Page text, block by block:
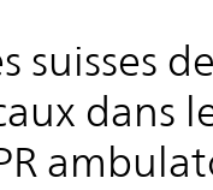
suisses
dans